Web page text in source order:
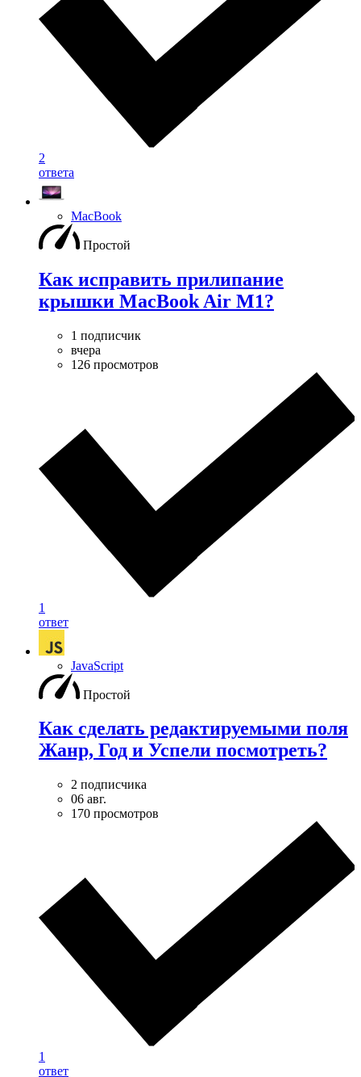
2
ответа
MacBook
Простой
Как исправить прилипание
крышки MacBook Air M1?
1 подписчик
вчера
126 просмотров
1
ответ
JavaScript
Простой
Как сделать редактируемыми поля
Жанр, Год и Успели посмотреть?
2 подписчика
06 авг.
170 просмотров
1
ответ